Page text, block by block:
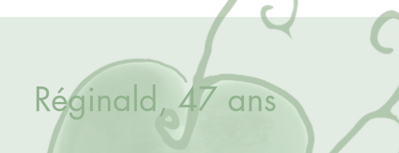
Réginald, 47 ans